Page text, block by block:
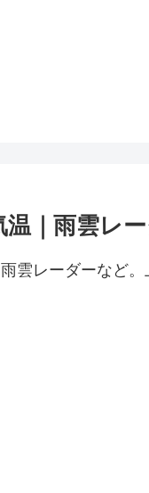
｜雨雲レ
雲レーダーなど